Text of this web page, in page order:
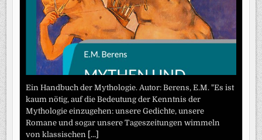
Ein Handbuch der Mythologie. Autor: Berens, E.M. "Es ist
kaum nötig, auf die Bedeutung der Kenntnis der
Mythologie einzugehen: unsere Gedichte, unsere
Romane und sogar unsere Tageszeitungen wimmeln
von klassischen [...]